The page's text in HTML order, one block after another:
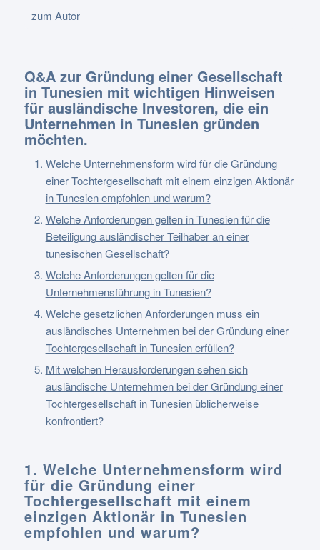
zum Autor
Q&A zur Gründung einer Gesellschaft
in Tunesien mit wichtigen Hinweisen
für ausländische Investoren, die ein
Unternehmen in Tunesien gründen
möchten.
Welche Unternehmensform wird für die Gründung
einer Tochtergesellschaft mit einem einzigen Aktionär
in Tunesien empfohlen und warum?
Welche Anforderungen gelten in Tunesien für die
Beteiligung ausländischer Teilhaber an einer
tunesischen Gesellschaft?
Welche Anforderungen gelten für die
Unternehmensführung in Tunesien?
Welche gesetzlichen Anforderungen muss ein
ausländisches Unternehmen bei der Gründung einer
Tochtergesellschaft in Tunesien erfüllen?
Mit welchen Herausforderungen sehen sich
ausländische Unternehmen bei der Gründung einer
Tochtergesellschaft in Tunesien üblicherweise
konfrontiert?
1. Welche Unternehmensform wird
für die Gründung einer
Tochtergesellschaft mit einem
einzigen Aktionär in Tunesien
empfohlen und warum?